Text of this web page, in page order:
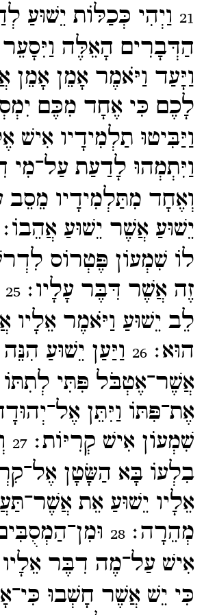
21 וַיְהִי כְּכַלּוֹת יֵשׁוּעַ
הַדְּבָרִים הָאֵלֶּה
וַיָּעַד וַיֹּאמֶר אָמֵן אָמֵן
לָכֶם כִּי אֶחָד מִכֶּם
וַיַּבִּיטוּ תַלְמִידָיו אִישׁ
וַיִּתְמְהוּ לָדַעַת
וְאֶחָד מִתַּלְמִידָיו מֵסֵב
יֵשׁוּעַ אֲשֶׁר יֵשׁוּעַ
לוֹ שִׁמְעוֹן פֶּטְרוֹס
זֶה אֲשֶׁר דִּבֶּר עָלָיו׃25
לֵב יֵשׁוּעַ וַיֹּאמֶר אֵלָיו
הוּא׃26 וַיַּעַן יֵשׁוּעַ
אֲשֶׁר־​אֶטְבֹּל פִּתִּי לְתִתּוֹ
אֶת־​פִּתּוֹ וַיִּתֵּן
שִׁמְעוֹן אִישׁ קְרִיּוֹת׃27
בִלְעוֹ בָּא הַשָּׂטָן
אֵלָיו יֵשׁוּעַ אֵת
מְהֵרָה׃28
אִישׁ עַל־​מֶה דִבֶּר
כִּי יֵשׁ אֲשֶׁר חָשְׁבוּ